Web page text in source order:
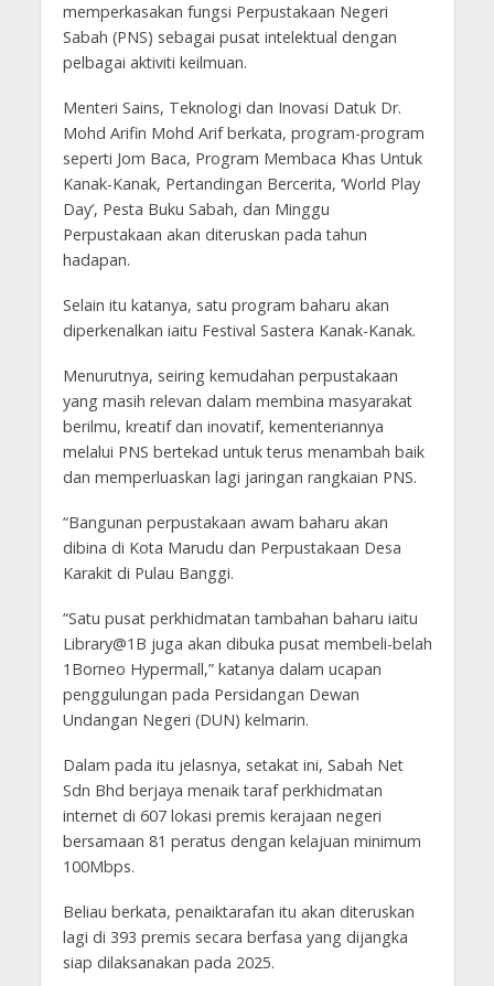
memperkasakan fungsi Perpustakaan Negeri
Sabah (PNS) sebagai pusat intelektual dengan
pelbagai aktiviti keilmuan.
Menteri Sains, Teknologi dan Inovasi Datuk Dr.
Mohd Arifin Mohd Arif berkata, program-program
seperti Jom Baca, Program Membaca Khas Untuk
Kanak-Kanak, Pertandingan Bercerita, ‘World Play
Day’, Pesta Buku Sabah, dan Minggu
Perpustakaan akan diteruskan pada tahun
hadapan.
Selain itu katanya, satu program baharu akan
diperkenalkan iaitu Festival Sastera Kanak-Kanak.
Menurutnya, seiring kemudahan perpustakaan
yang masih relevan dalam membina masyarakat
berilmu, kreatif dan inovatif, kementeriannya
melalui PNS bertekad untuk terus menambah baik
dan memperluaskan lagi jaringan rangkaian PNS.
“Bangunan perpustakaan awam baharu akan
dibina di Kota Marudu dan Perpustakaan Desa
Karakit di Pulau Banggi.
“Satu pusat perkhidmatan tambahan baharu iaitu
Library@1B juga akan dibuka pusat membeli-belah
1Borneo Hypermall,” katanya dalam ucapan
penggulungan pada Persidangan Dewan
Undangan Negeri (DUN) kelmarin.
Dalam pada itu jelasnya, setakat ini, Sabah Net
Sdn Bhd berjaya menaik taraf perkhidmatan
internet di 607 lokasi premis kerajaan negeri
bersamaan 81 peratus dengan kelajuan minimum
100Mbps.
Beliau berkata, penaiktarafan itu akan diteruskan
lagi di 393 premis secara berfasa yang dijangka
siap dilaksanakan pada 2025.